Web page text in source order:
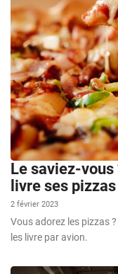
Le saviez-vous
livre ses
2 février 2023
Vous adorez les pizzas
les livre par avion.